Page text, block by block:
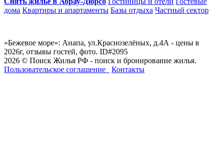
дома Квартиры и апартаменты Базы отдыха Частный сектор
«Бежевое море»: Анапа, ул.Краснозелёных, д.4А - цены в
2026г, отзывы гостей, фото. ID#2095
2026 © Поиск Жилья РФ - поиск и бронирование жилья.
Пользовательское соглашение
Контакты